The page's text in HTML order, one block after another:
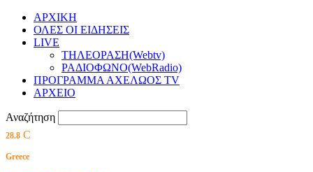
ΑΡΧΙΚΗ
ΟΛΕΣ ΟΙ ΕΙΔΗΣΕΙΣ
LIVE
ΤΗΛΕΟΡΑΣΗ(Webtv)
ΡΑΔΙΟΦΩΝΟ(WebRadio)
ΠΡΟΓΡΑΜΜΑ ΑΧΕΛΩΟΣ TV
ΑΡΧΕΙΟ
Αναζήτηση
28.8 C
Greece